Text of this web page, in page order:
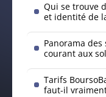
Qui se trouve
et identité de
Panorama
courant aux
Tarifs
faut-il